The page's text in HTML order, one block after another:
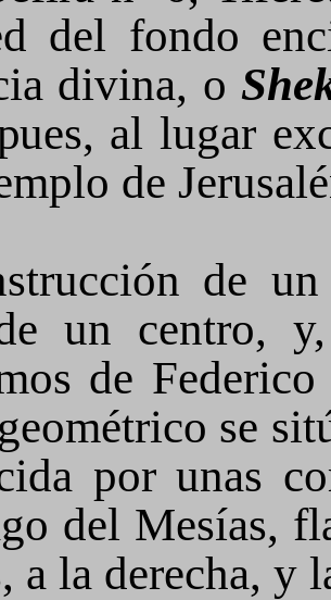
del fondo
divina, o
al lugar
de
de
un centro,
de
se
por unas
del Mesías,
a la derecha, y